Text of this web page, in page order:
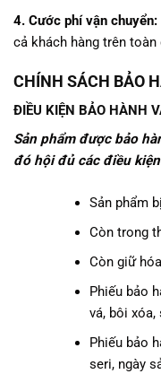
4. Cước phí vận chuyển:
cả khách hàng trên toàn
CHÍNH SÁCH BẢO
ĐIỀU KIỆN BẢO HÀNH
Sản phẩm được bảo
đó hội đủ các điều
Sản phẩm
Còn trong
Còn giữ
Phiếu bảo
vá, bôi xóa,
Phiếu bảo
seri, ngày